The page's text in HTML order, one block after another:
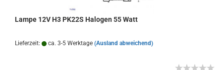
Lampe 12V H3 PK22S Halogen 55 Watt
Lieferzeit: ca. 3-5 Werktage (Ausland abweichend)